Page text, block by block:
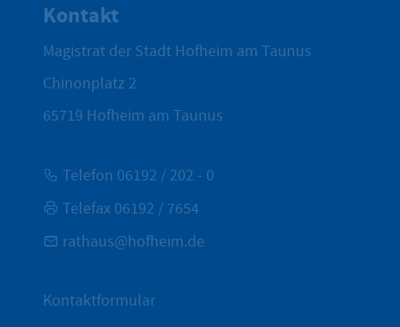
Kontakt
Magistrat der Stadt Hofheim am Taunus
Chinonplatz 2
65719 Hofheim am Taunus
Telefon 06192 / 202 - 0
Telefax 06192 / 7654
rathaus@hofheim.de
Kontaktformular